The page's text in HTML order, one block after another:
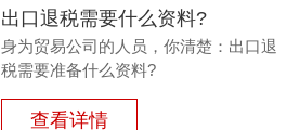
出口退税需要什么资料?
身为贸易公司的人员，你清楚：出口退
税需要准备什么资料?
查看详情